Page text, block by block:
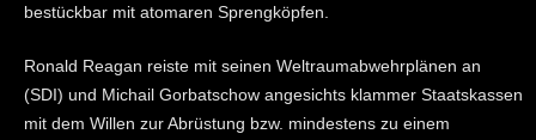
bestückbar mit atomaren Sprengköpfen.
Ronald Reagan reiste mit seinen Weltraumabwehrplänen an
(SDI) und Michail Gorbatschow angesichts klammer Staatskassen
mit dem Willen zur Abrüstung bzw. mindestens zu einem